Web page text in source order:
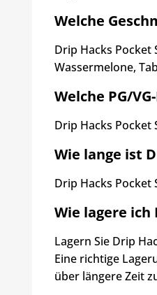
Welche
Drip Hacks
Wassermelone,
Welche PG/
Drip Hacks Pocket
Wie lange ist
Drip Hacks
Wie lagere ich
Lagern Sie Drip
Eine richtige
über längere Zeit